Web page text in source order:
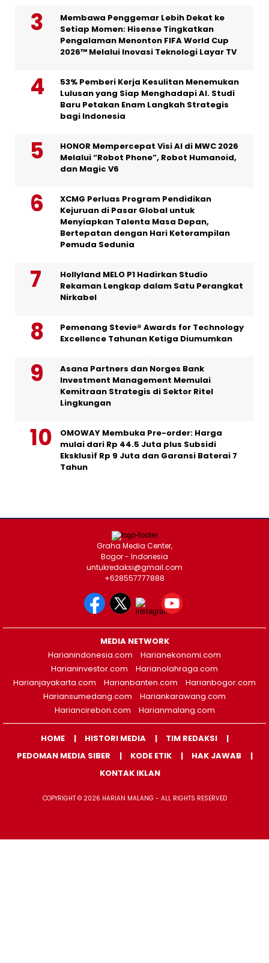
Membawa Penggemar Lebih Dekat ke
Setiap Momen: Hisense Tingkatkan
Pengalaman Menonton FIFA World Cup
2026™ Melalui Inovasi Teknologi Layar TV
53% Pemberi Kerja Kesulitan Menemukan
Lulusan yang Siap Menghadapi AI. Studi
Baru Petakan Enam Langkah Strategis
bagi Indonesia
HONOR Mempercepat Visi AI di MWC 2026
Melalui “Robot Phone”, Robot Humanoid,
dan Magic V6
XCMG Perluas Program Pendidikan
Kejuruan di Pasar Global untuk
Menyiapkan Talenta Masa Depan,
Bertepatan dengan Hari Keterampilan
Pemuda Sedunia
Hollyland MELO P1 Hadirkan Studio
Rekaman Lengkap dalam Satu Perangkat
Nirkabel
Pemenang Stevie® Awards for Technology
Excellence Tahunan Ketiga Diumumkan
Asana Partners dan Norges Bank
Investment Management Memulai
Kemitraan Strategis di Sektor Ritel
Lingkungan
OMOWAY Membuka Pre-order: Harga
mulai dari Rp 44.5 Juta plus Subsidi
Eksklusif Rp 9 Juta dan Garansi Baterai 7
Tahun
Graha Media Center,
Bogor - Indonesia
untukredaksi@gmail.com
+628557777888
MEDIA NETWORK
Harianindonesia.com
Harianekonomi.com
Harianinvestor.com
Harianolahraga.com
Harianjayakarta.com
Harianbanten.com
Harianbogor.com
Hariansumedang.com
Hariankarawang.com
Hariancirebon.com
Harianmalang.com
HOME HISTORI MEDIA
TIM REDAKSI
PEDOMAN MEDIA SIBER
KODE ETIK
HAK JAWAB
KONTAK IKLAN
COPYRIGHT © 2026 HARIAN MALANG - ALL RIGHTS RESERVED